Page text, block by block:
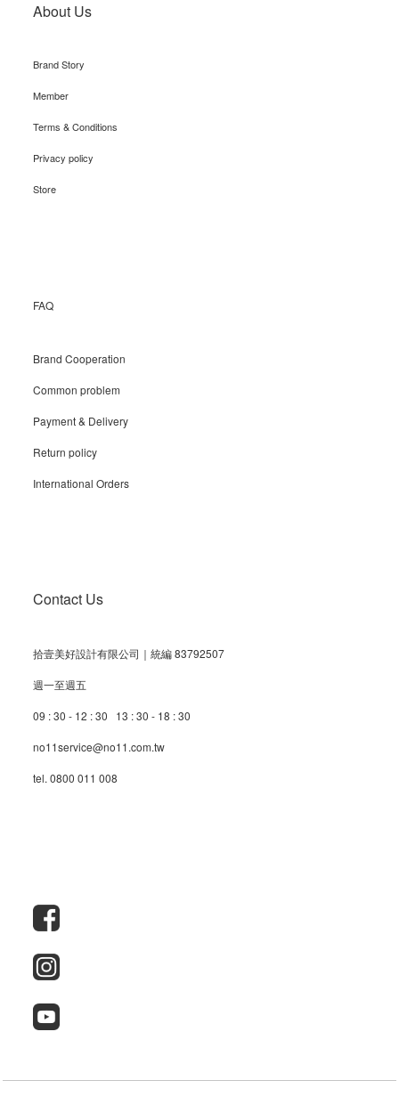
About Us
Brand Story
Member
Terms & Conditions
Privacy policy
Store
FAQ
Brand Cooperation
Common problem
Payment & Delivery
Return policy
International Orders
Contact Us
拾壹美好設計有限公司｜統編 83792507
週一至週五
09 : 30 - 12 : 30 13 : 30 - 18 : 30
no11service@no11.com.tw
tel. 0800 011 008